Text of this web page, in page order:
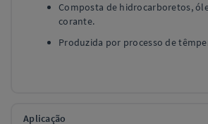
Composta de hidrocarboretos,
corante.
Produzida por processo de
Aplicação